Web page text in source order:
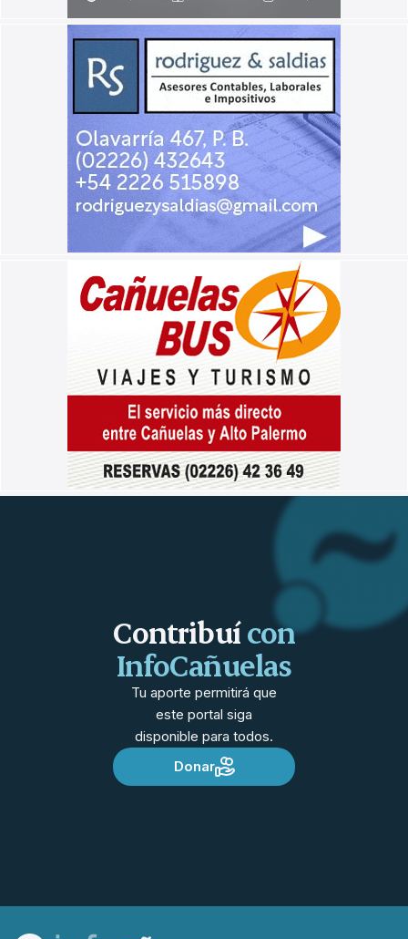
Contribuícon
InfoCañuelas
Tu aporte permitirá que
este portal siga
disponible para todos.
Donar